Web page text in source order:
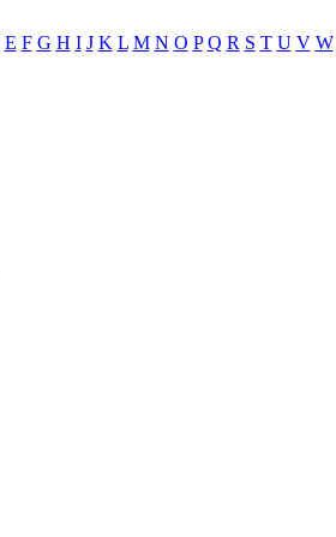
E F G H I J K L M N O P Q R S T U V W